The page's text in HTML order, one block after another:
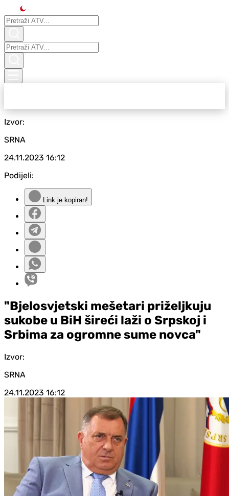
Izvor:
SRNA
24.11.2023 16:12
Podijeli:
Link je kopiran!
"Bjelosvjetski mešetari priželjkuju
sukobe u BiH šireći laži o Srpskoj i
Srbima za ogromne sume novca"
Izvor:
SRNA
24.11.2023 16:12